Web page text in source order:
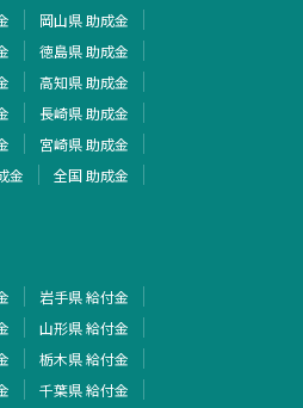
岡山県 助成金
徳島県 助成金
高知県 助成金
長崎県 助成金
宮崎県 助成金
金
全国 助成金
岩手県 給付金
山形県 給付金
栃木県 給付金
千葉県 給付金